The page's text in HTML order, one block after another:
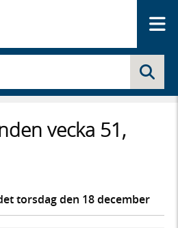
vecka 51,
torsdag den 18 december